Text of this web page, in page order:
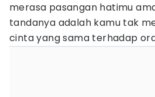
merasa pasangan hatimu
tandanya adalah kamu tak
cinta yang sama terhadap